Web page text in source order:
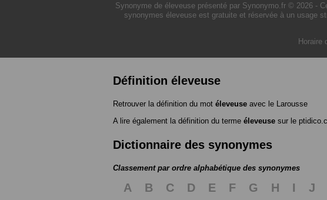
Synonyme de éleveuse présenté par Synonymo.fr © 2026 -
synonymes éleveuse est gratuite et réservée à un usage
Horaire
Définition éleveuse
Retrouver la définition du mot éleveuse avec le Larousse
A lire également la définition du terme éleveuse sur le
Dictionnaire des synonymes
Classement par ordre alphabétique des synonymes
A B C D E F G H I J